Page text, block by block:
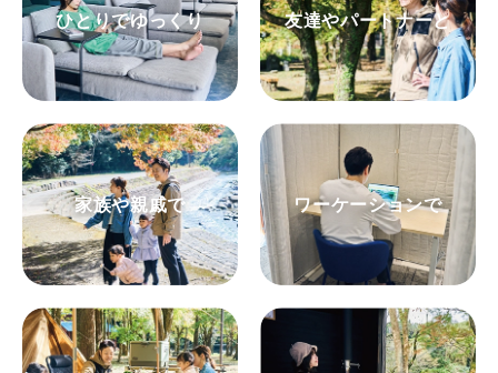
ひとりでゆっくり 友達やパートナーと
家族や親戚で ワーケーションで